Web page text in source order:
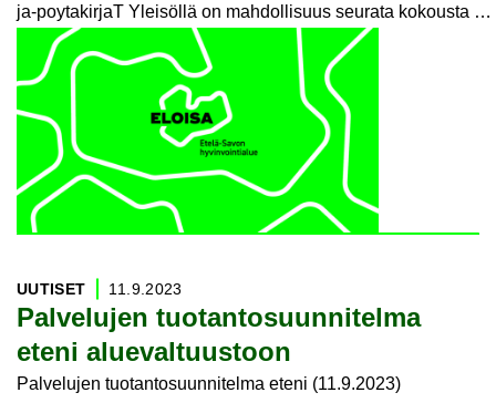
ja-poytakirjaT Yleisöllä on mahdollisuus seurata kokousta …
Pal­ve­lu­jen tuo­tan­to­suun­ni­tel­ma
eteni alue­val­tuus­toon
UU­TI­SET 11.9.2023
Palvelujen tuotantosuunnitelma eteni (11.9.2023)